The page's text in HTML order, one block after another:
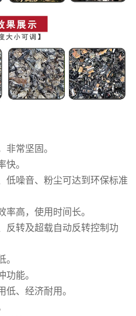
非常坚固。
快。
低噪音、粉尘可达到环保标准
率高，使用时间长。
反转及超载自动反转控制功
。
功能。
低、经济耐用。